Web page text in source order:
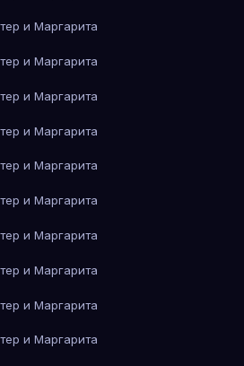
и Маргарита
и Маргарита
и Маргарита
и Маргарита
и Маргарита
и Маргарита
и Маргарита
и Маргарита
и Маргарита
и Маргарита